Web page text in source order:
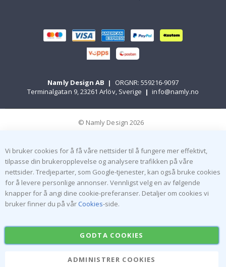
Namly Design AB |
ORGNR: 559216-9097
Terminalgatan 9, 23261 Arlöv, Sverige | info@namly.no
© Namly Design 2026
Vi bruker cookies for å få våre nettsider til å fungere mer effektivt,
tilpasse din brukeropplevelse og analysere trafikken på våre
nettsider. Tredjeparter, som Google-tjenester, kan også bruke cookies
for å levere personlige annonser. Vennligst velg en av følgende
knapper for å angi dine cookie-preferanser. Detaljer om cookies vi
bruker finner du på vår Cookies-side.
GODTA COOKIES
ADMINISTRER COOKIES